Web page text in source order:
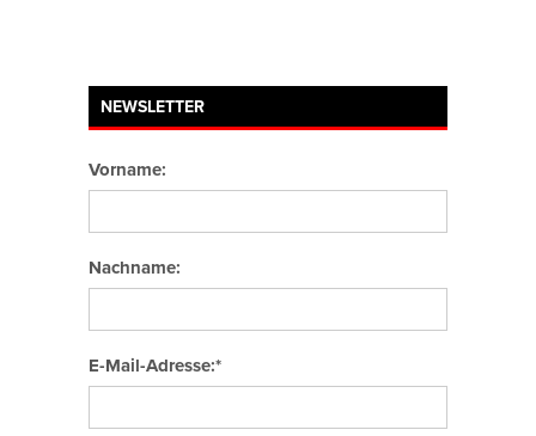
NEWSLETTER
Vorname:
Nachname:
E-Mail-Adresse:*